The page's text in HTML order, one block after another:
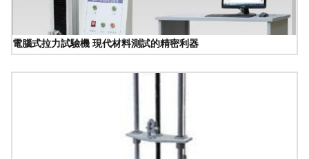
電腦式拉力試驗機 現代材料測試的精密利器